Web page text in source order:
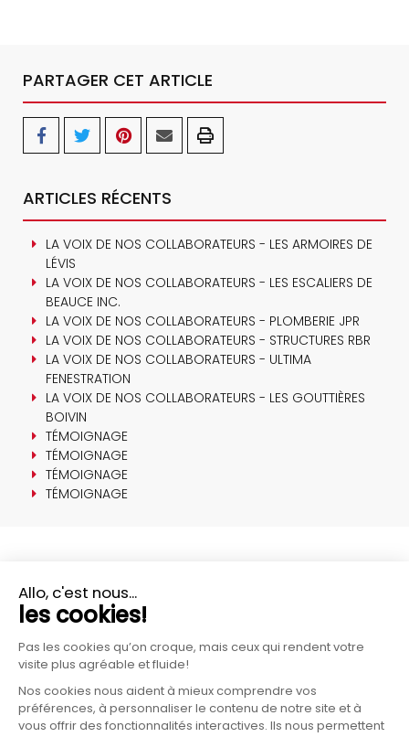
PARTAGER CET ARTICLE
ARTICLES RÉCENTS
LA VOIX DE NOS COLLABORATEURS - LES ARMOIRES DE
LÉVIS
LA VOIX DE NOS COLLABORATEURS - LES ESCALIERS DE
BEAUCE INC.
LA VOIX DE NOS COLLABORATEURS - PLOMBERIE JPR
LA VOIX DE NOS COLLABORATEURS - STRUCTURES RBR
LA VOIX DE NOS COLLABORATEURS - ULTIMA
FENESTRATION
LA VOIX DE NOS COLLABORATEURS - LES GOUTTIÈRES
BOIVIN
TÉMOIGNAGE
TÉMOIGNAGE
TÉMOIGNAGE
TÉMOIGNAGE
PLUS D'INFORMATIONS?